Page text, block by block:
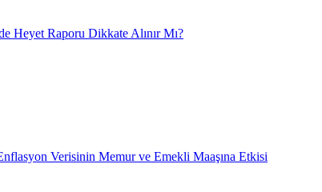
Heyet Raporu Dikkate Alınır Mı?
Verisinin Memur ve Emekli Maaşına Etkisi